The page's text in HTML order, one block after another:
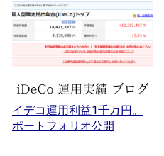
イデコ運用利益1千万円。
ポートフォリオ公開